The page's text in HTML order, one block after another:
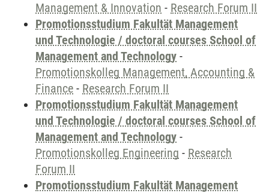
Management & Innovation - Research Forum II
Promotionsstudium Fakultät Management
und Technologie / doctoral courses School of
Management and Technology -
Promotionskolleg Management, Accounting &
Finance - Research Forum II
Promotionsstudium Fakultät Management
und Technologie / doctoral courses School of
Management and Technology -
Promotionskolleg Engineering - Research
Forum II
Promotionsstudium Fakultät Management